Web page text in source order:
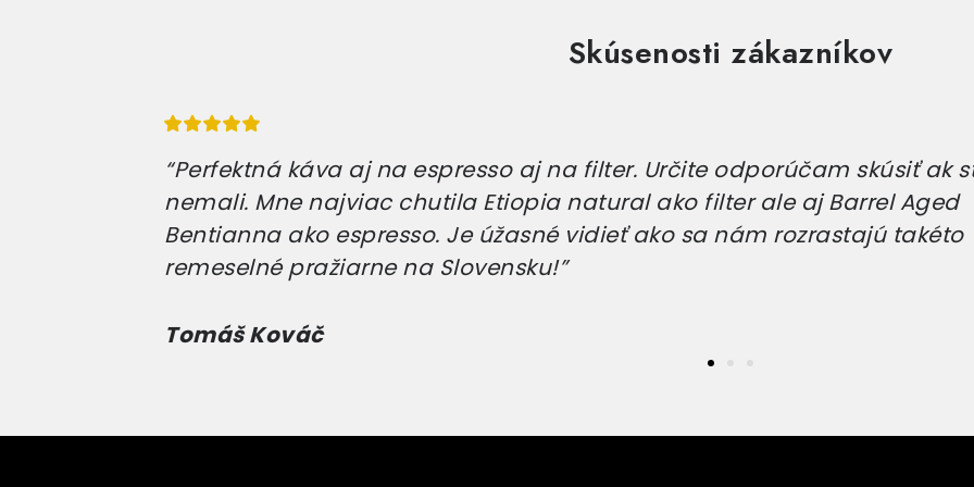
Skúsenosti zákazníkov
“Perfektná káva aj na espresso aj na filter. Určite odporúčam skúsiť ak
nemali. Mne najviac chutila Etiopia natural ako filter ale aj Barrel Aged
Bentianna ako espresso. Je úžasné vidieť ako sa nám rozrastajú takéto
remeselné pražiarne na Slovensku!”
Tomáš Kováč